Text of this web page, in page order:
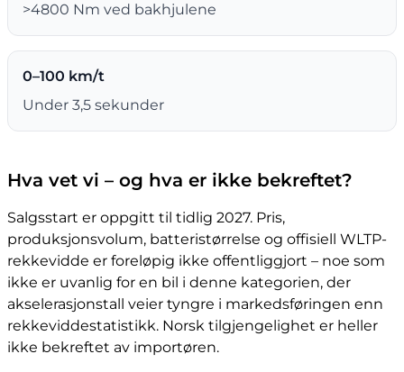
>4800 Nm ved bakhjulene
0–100 km/t
Under 3,5 sekunder
Hva vet vi – og hva er ikke bekreftet?
Salgsstart er oppgitt til tidlig 2027. Pris,
produksjonsvolum, batteristørrelse og offisiell WLTP-
rekkevidde er foreløpig ikke offentliggjort – noe som
ikke er uvanlig for en bil i denne kategorien, der
akselerasjonstall veier tyngre i markedsføringen enn
rekkeviddestatistikk. Norsk tilgjengelighet er heller
ikke bekreftet av importøren.